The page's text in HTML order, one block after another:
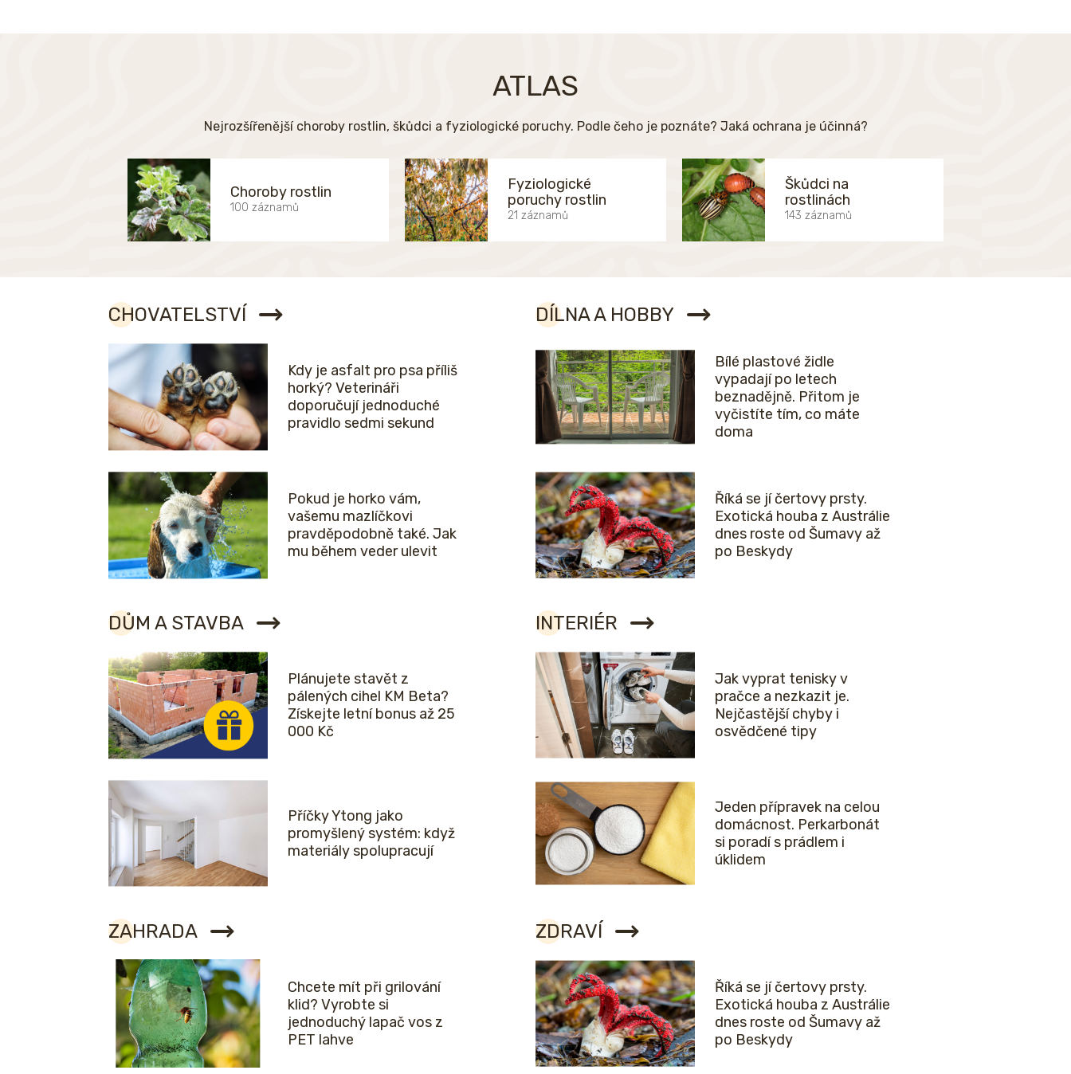
ATLAS
Nejrozšířenější choroby rostlin, škůdci a fyziologické poruchy. Podle čeho je poznáte? Jaká ochrana je účinná?
Choroby rostlin
100 záznamů
Fyziologické
poruchy rostlin
21 záznamů
Škůdci na
rostlinách
143 záznamů
CHOVATELSTVÍ
Kdy je asfalt pro psa příliš
horký? Veterináři
doporučují jednoduché
pravidlo sedmi sekund
Pokud je horko vám,
vašemu mazlíčkovi
pravděpodobně také. Jak
mu během veder ulevit
DÍLNA A HOBBY
Bílé plastové židle
vypadají po letech
beznadějně. Přitom je
vyčistíte tím, co máte
doma
Říká se jí čertovy prsty.
Exotická houba z Austrálie
dnes roste od Šumavy až
po Beskydy
DŮM A STAVBA
Plánujete stavět z
pálených cihel KM Beta?
Získejte letní bonus až 25
000 Kč
Příčky Ytong jako
promyšlený systém: když
materiály spolupracují
INTERIÉR
Jak vyprat tenisky v
pračce a nezkazit je.
Nejčastější chyby i
osvědčené tipy
Jeden přípravek na celou
domácnost. Perkarbonát
si poradí s prádlem i
úklidem
ZAHRADA
Chcete mít při grilování
klid? Vyrobte si
jednoduchý lapač vos z
PET lahve
ZDRAVÍ
Říká se jí čertovy prsty.
Exotická houba z Austrálie
dnes roste od Šumavy až
po Beskydy